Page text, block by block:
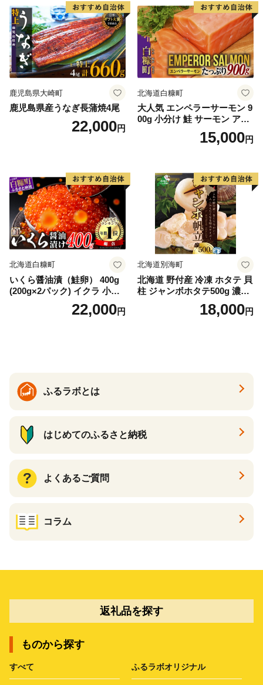
鹿児島県大崎町
鹿児島県産うなぎ長蒲焼4尾
22,000円
北海道白糠町
大人気 エンペラーサーモン 9
00g 小分け 鮭 サーモン アト
ランティックサーモン 水産
庁長官賞 受賞 さけ シャケ し
満足 美味しい 贈答 生食用 刺
身 お刺身 刺し身 魚介類 海鮮
冷凍 厚切り 薄切り ふるさと
納税 ふるさとチョイス チョ
イス 北海道 白糠町
15,000円
北海道白糠町
いくら醤油漬（鮭卵） 400g
(200g×2パック) イクラ 小分
け いくら醤油漬 鮭いくら い
くら醤油漬け 鮭 鮭卵 ikura
22,000円
北海道別海町
北海道 野付産 冷凍 ホタテ 貝
柱 ジャンボホタテ500g 濃厚
な旨味と甘み （ほたて ホタ
テ 帆立 貝柱 ホタテ貝柱 大玉
18,000円
ふるラボとは
はじめてのふるさと納税
よくあるご質問
コラム
返礼品を探す
ものから探す
すべて ふるラボオリジナル